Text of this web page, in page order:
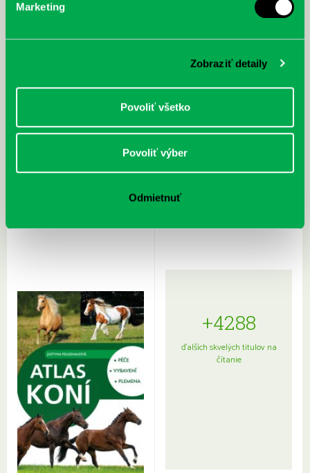
Marketing
Zobraziť detaily
Povoliť všetko
Povoliť výber
Odmietnuť
Sprievodca po hviezdnej oblohe
kompletný sprievodca
+4288
ďalších skvelých titulov na
čítanie